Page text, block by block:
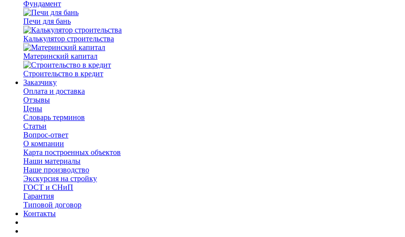
Фундамент
Печи для бань
Калькулятор строительства
Материнский капитал
Строительство в кредит
Заказчику
Оплата и доставка
Отзывы
Цены
Словарь терминов
Статьи
Вопрос-ответ
О компании
Карта построенных объектов
Наши материалы
Наше производство
Экскурсия на стройку
ГОСТ и СНиП
Гарантия
Типовой договор
Контакты